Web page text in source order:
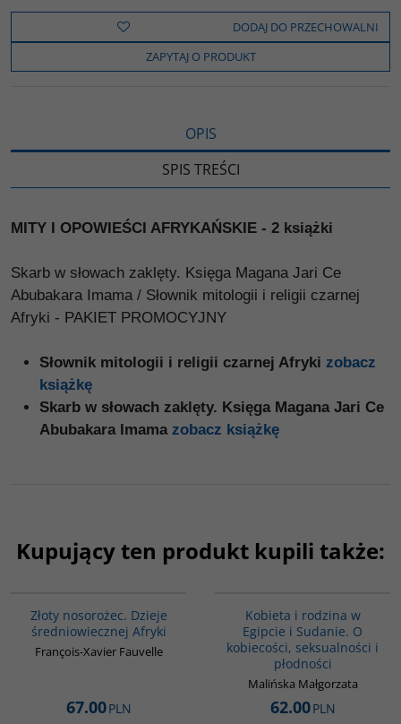
e
o
k
t
t
e
o
y
i
n
k
z
e
l
s
DODAJ DO PRZECHOWALNI
ZAPYTAJ O PRODUKT
OPIS
SPIS TREŚCI
MITY I OPOWIEŚCI AFRYKAŃSKIE - 2 książki
Skarb w słowach zaklęty. Księga Magana Jari Ce
Abubakara Imama / Słownik mitologii i religii czarnej
Afryki - PAKIET PROMOCYJNY
Słownik mitologii i religii czarnej Afryki zobacz
książkę
Skarb w słowach zaklęty. Księga Magana Jari Ce
Abubakara Imama zobacz książkę
Kupujący ten produkt kupili także:
Złoty nosorożec. Dzieje
średniowiecznej Afryki
François-Xavier Fauvelle
67.00PLN
Kobieta i rodzina w
Egipcie i Sudanie. O
kobiecości, seksualności i
płodności
Malińska Małgorzata
62.00PLN